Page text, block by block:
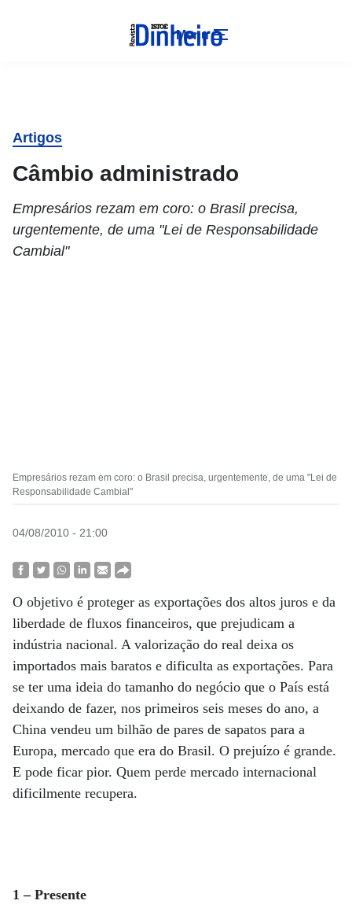
Menu
Artigos
Câmbio administrado
Empresários rezam em coro: o Brasil precisa,
urgentemente, de uma "Lei de Responsabilidade
Cambial"
Empresários rezam em coro: o Brasil precisa, urgentemente, de uma "Lei de
Responsabilidade Cambial"
04/08/2010 - 21:00
O objetivo é proteger as exportações dos altos juros e da
liberdade de fluxos financeiros, que prejudicam a
indústria nacional. A valorização do real deixa os
importados mais baratos e dificulta as exportações. Para
se ter uma ideia do tamanho do negócio que o País está
deixando de fazer, nos primeiros seis meses do ano, a
China vendeu um bilhão de pares de sapatos para a
Europa, mercado que era do Brasil. O prejuízo é grande.
E pode ficar pior. Quem perde mercado internacional
dificilmente recupera.
1 – Presente